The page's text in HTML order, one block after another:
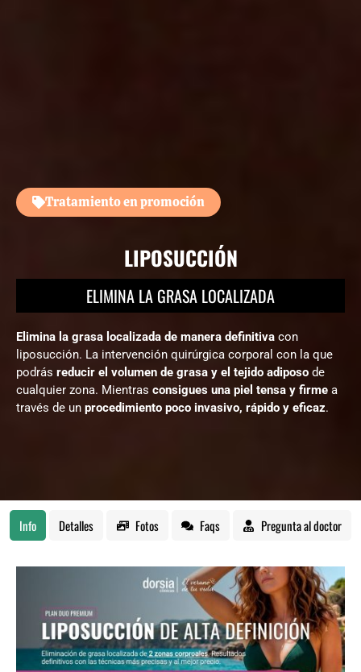
Tratamiento en promoción
LIPOSUCCIÓN
ELIMINA LA GRASA LOCALIZADA
Elimina la grasa localizada de manera definitiva con
liposucción. La intervención quirúrgica corporal con la que
podrás reducir el volumen de grasa y el tejido adiposo de
cualquier zona. Mientras consigues una piel tensa y firme a
través de un procedimiento poco invasivo, rápido y eficaz.
Info Detalles Fotos Faqs Pregunta al doctor